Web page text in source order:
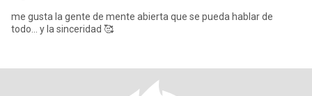
me gusta la gente de mente abierta que se pueda hablar de
todo... y la sinceridad 🥰